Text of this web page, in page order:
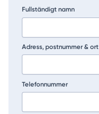
Fullständigt namn
Adress, postnummer & ort
Telefonnummer